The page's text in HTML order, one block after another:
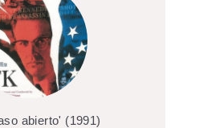
abierto' (1991)